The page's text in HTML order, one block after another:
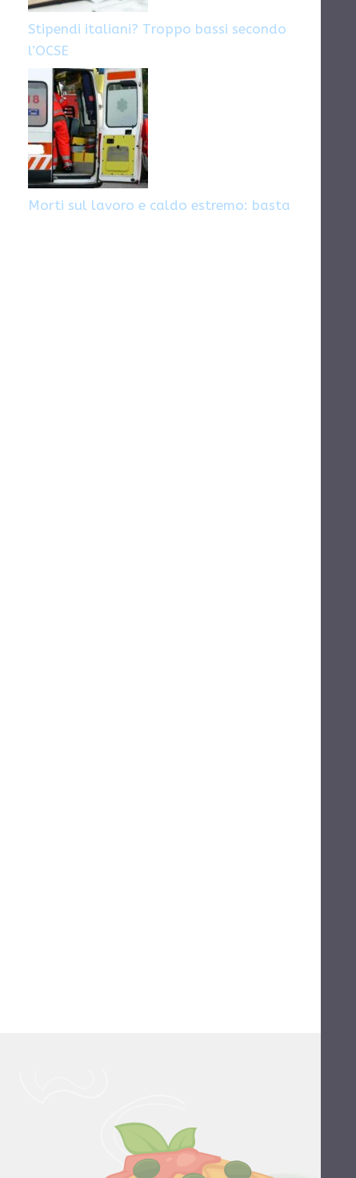
Stipendi italiani? Troppo bassi secondo
l’OCSE
Morti sul lavoro e caldo estremo: basta